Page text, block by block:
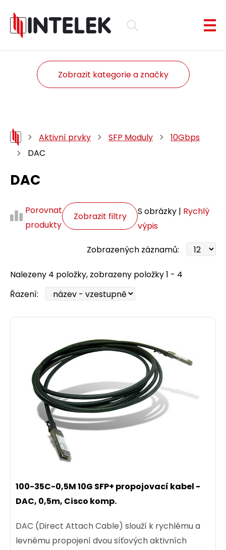
Zobrazit kategorie a značky
Aktivní prvky SFP Moduly
10Gbps
DAC
DAC
Porovnat
produkty
Zobrazit filtry S obrázky | Rychlý
výpis
Zobrazených záznamů:
Nalezeny 4 položky, zobrazeny položky 1 - 4
Řazení:
100-35C-0,5M 10G SFP+ propojovací kabel -
DAC, 0,5m, Cisco komp.
DAC (Direct Attach Cable) slouží k rychlému a
levnému propojení dvou síťových aktivních